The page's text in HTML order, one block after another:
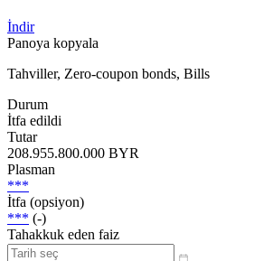
İndir
Panoya kopyala
Tahviller, Zero-coupon bonds, Bills
Durum
İtfa edildi
Tutar
208.955.800.000 BYR
Plasman
***
İtfa (opsiyon)
*** (-)
Tahakkuk eden faiz